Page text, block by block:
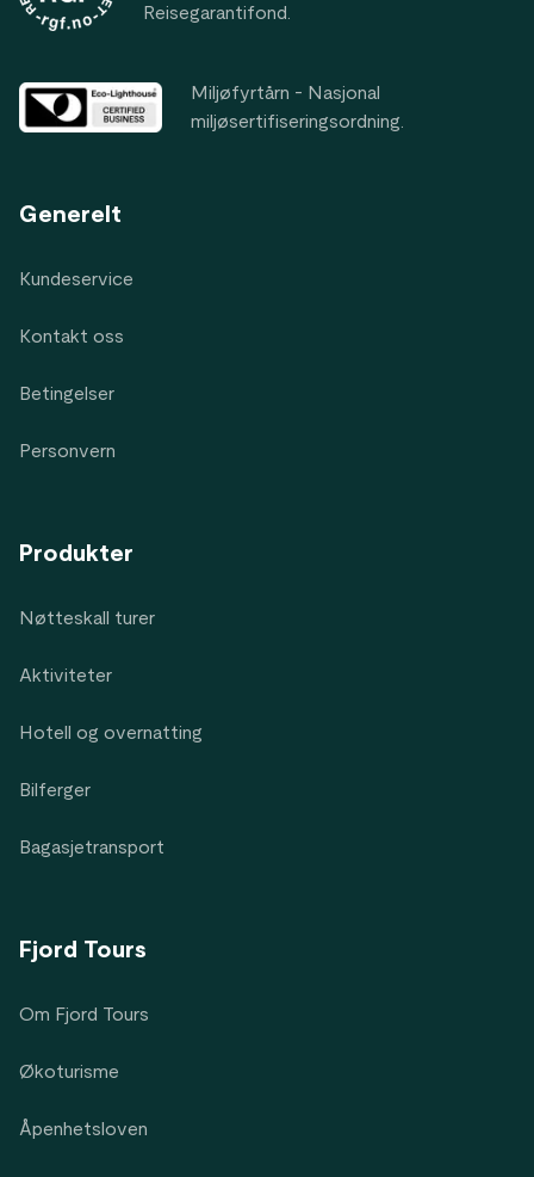
Reisegarantifond.
Miljøfyrtårn - Nasjonal
miljøsertifiseringsordning.
Generelt
Kundeservice
Kontakt oss
Betingelser
Personvern
Produkter
Nøtteskall turer
Aktiviteter
Hotell og overnatting
Bilferger
Bagasjetransport
Fjord Tours
Om Fjord Tours
Økoturisme
Åpenhetsloven